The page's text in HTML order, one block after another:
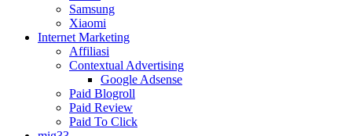
Samsung
Xiaomi
Internet Marketing
Affiliasi
Contextual Advertising
Google Adsense
Paid Blogroll
Paid Review
Paid To Click